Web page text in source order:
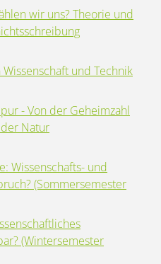
wir uns? Theorie und
und Technik
- Von der Geheimzahl
Natur
Wissenschafts- und
(Sommersemester
(Wintersemester